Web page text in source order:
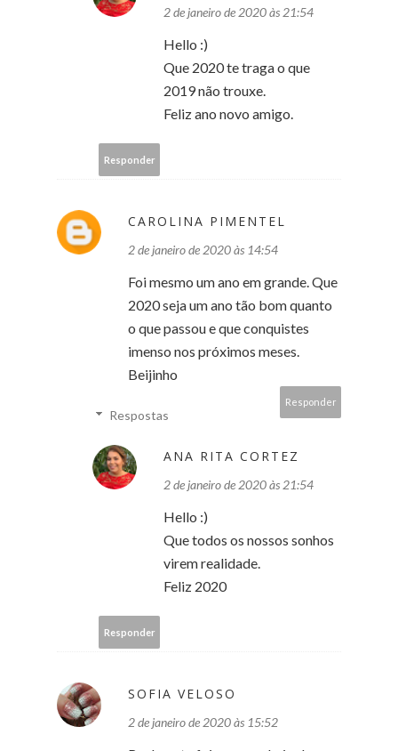
2 de janeiro de 2020 às 21:54
Hello :)
Que 2020 te traga o que
2019 não trouxe.
Feliz ano novo amigo.
Responder
CAROLINA PIMENTEL
2 de janeiro de 2020 às 14:54
Foi mesmo um ano em grande. Que
2020 seja um ano tão bom quanto
o que passou e que conquistes
imenso nos próximos meses.
Beijinho
Responder
Respostas
ANA RITA CORTEZ
2 de janeiro de 2020 às 21:54
Hello :)
Que todos os nossos sonhos
virem realidade.
Feliz 2020
Responder
SOFIA VELOSO
2 de janeiro de 2020 às 15:52